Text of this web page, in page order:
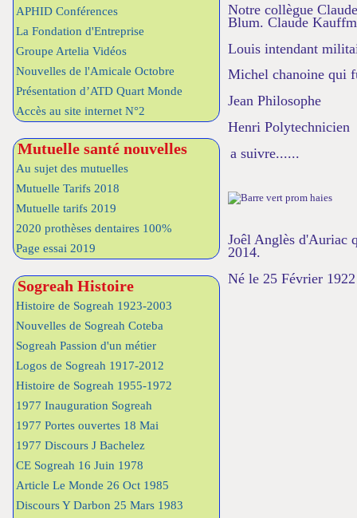
APHID Conférences
La Fondation d'Entreprise
Groupe Artelia Vidéos
Nouvelles de l'Amicale Octobre
Présentation d’ATD Quart Monde
Accès au site internet N°2
Mutuelle santé nouvelles
Au sujet des mutuelles
Mutuelle Tarifs 2018
Mutuelle tarifs 2019
2020 prothèses dentaires 100%
Page essai 2019
Sogreah Histoire
Histoire de Sogreah 1923-2003
Nouvelles de Sogreah Coteba
Sogreah Passion d'un métier
Logos de Sogreah 1917-2012
Histoire de Sogreah 1955-1972
1977 Inauguration Sogreah
1977 Portes ouvertes 18 Mai
1977 Discours J Bachelez
CE Sogreah 16 Juin 1978
Article Le Monde 26 Oct 1985
Discours Y Darbon 25 Mars 1983
Notre collègue
Blum. Claude
Louis intendant
Michel chanoine qui
Jean Philosophe
Henri Polytechnicien
a suivre......
Joêl Anglès d'Auriac
2014.
Né le 25 Février